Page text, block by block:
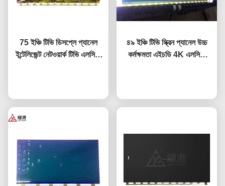
75 ইঞ্চি টিভি ডিসপ্লে প্যানেল
ইন্টেলিজেন্ট নেটওয়ার্ক টিভি এলসিডি
৪৯ ইঞ্চি টিভি স্ক্রিন প্যানেল উচ্চ
কর্মক্ষমতা এইচডি 4K এলসিডি